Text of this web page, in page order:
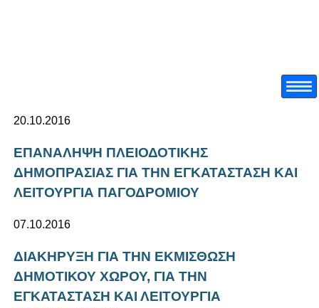
20.10.2016
ΕΠΑΝΑΛΗΨΗ ΠΛΕΙΟΔΟΤΙΚΗΣ
ΔΗΜΟΠΡΑΣΙΑΣ ΓΙΑ ΤΗΝ ΕΓΚΑΤΑΣΤΑΣΗ ΚΑΙ
ΛΕΙΤΟΥΡΓΙΑ ΠΑΓΟΔΡΟΜΙΟΥ
07.10.2016
ΔΙΑΚΗΡΥΞΗ ΓΙΑ ΤΗΝ ΕΚΜΙΣΘΩΣΗ
ΔΗΜΟΤΙΚΟΥ ΧΩΡΟΥ, ΓΙΑ ΤΗΝ
ΕΓΚΑΤΑΣΤΑΣΗ ΚΑΙ ΛΕΙΤΟΥΡΓΙΑ